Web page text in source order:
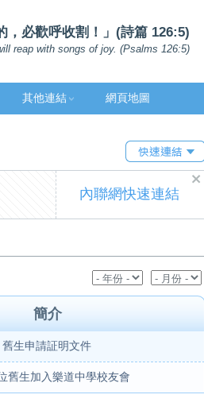
，必歡呼收割！」(詩篇 126:5)
reap with songs of joy. (Psalms 126:5)
其他連結 網頁地圖
內聯網快速連結
簡介
舊生申請証明文件
舊生加入樂道中學校友會